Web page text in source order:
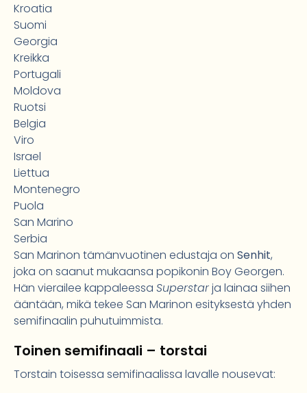
Kroatia
Suomi
Georgia
Kreikka
Portugali
Moldova
Ruotsi
Belgia
Viro
Israel
Liettua
Montenegro
Puola
San Marino
Serbia
San Marinon tämänvuotinen edustaja on Senhit,
joka on saanut mukaansa popikonin Boy Georgen.
Hän vierailee kappaleessa Superstarja lainaa siihen
ääntään, mikä tekee San Marinon esityksestä yhden
semifinaalin puhutuimmista.
Toinen semifinaali – torstai
Torstain toisessa semifinaalissa lavalle nousevat: